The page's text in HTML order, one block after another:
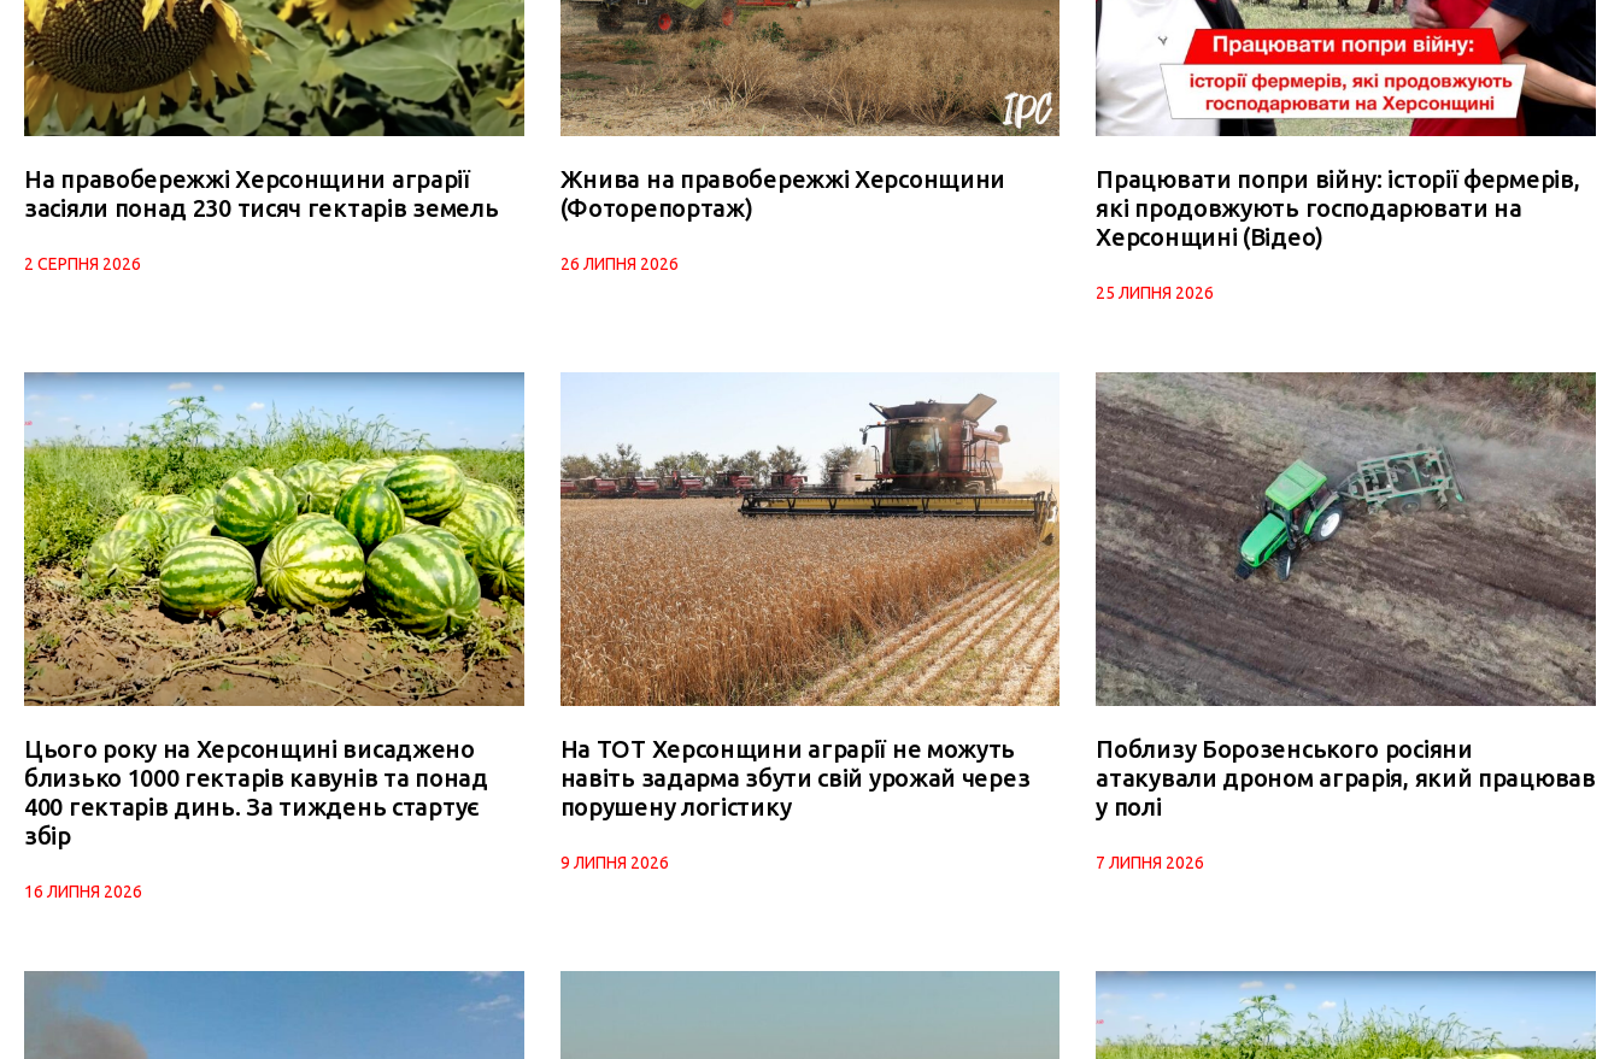
На правобережжі Херсонщини аграрії
засіяли понад 230 тисяч гектарів земель
2 СЕРПНЯ 2026
Жнива на правобережжі Херсонщини
(Фоторепортаж)
26 ЛИПНЯ 2026
Працювати попри війну: історії фермерів,
які продовжують господарювати на
Херсонщині (Відео)
25 ЛИПНЯ 2026
Цього року на Херсонщині висаджено
близько 1000 гектарів кавунів та понад
400 гектарів динь. За тиждень стартує
збір
16 ЛИПНЯ 2026
На ТОТ Херсонщини аграрії не можуть
навіть задарма збути свій урожай через
порушену логістику
9 ЛИПНЯ 2026
Поблизу Борозенського росіяни
атакували дроном аграрія, який працював
у полі
7 ЛИПНЯ 2026